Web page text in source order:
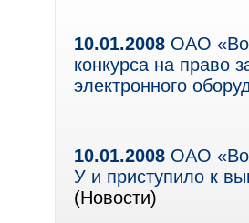
10.01.2008 ОАО
конкурса на право
электронного
10.01.2008 ОАО
У и приступило к
(Новости)